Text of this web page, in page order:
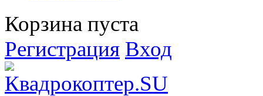
Корзина пуста
Регистрация Вход